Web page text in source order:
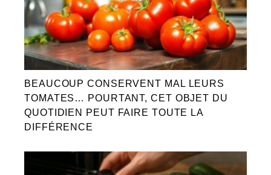
BEAUCOUP CONSERVENT MAL LEURS
TOMATES… POURTANT, CET OBJET DU
QUOTIDIEN PEUT FAIRE TOUTE LA
DIFFÉRENCE